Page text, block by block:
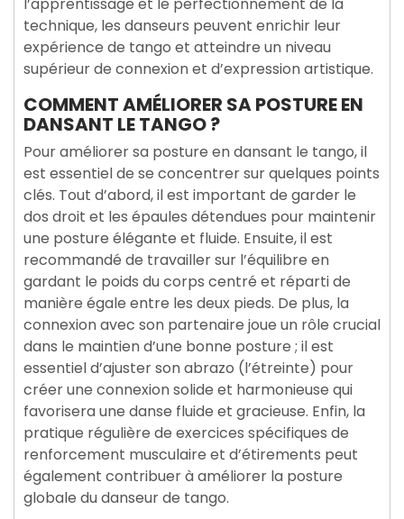
technique, les danseurs peuvent enrichir leur
expérience de tango et atteindre un niveau
supérieur de connexion et d’expression artistique.
COMMENT AMÉLIORER SA POSTURE EN
DANSANT LE TANGO ?
Pour améliorer sa posture en dansant le tango, il
est essentiel de se concentrer sur quelques points
clés. Tout d’abord, il est important de garder le
dos droit et les épaules détendues pour maintenir
une posture élégante et fluide. Ensuite, il est
recommandé de travailler sur l’équilibre en
gardant le poids du corps centré et réparti de
manière égale entre les deux pieds. De plus, la
connexion avec son partenaire joue un rôle crucial
dans le maintien d’une bonne posture ; il est
essentiel d’ajuster son abrazo (l’étreinte) pour
créer une connexion solide et harmonieuse qui
favorisera une danse fluide et gracieuse. Enfin, la
pratique régulière de exercices spécifiques de
renforcement musculaire et d’étirements peut
également contribuer à améliorer la posture
globale du danseur de tango.